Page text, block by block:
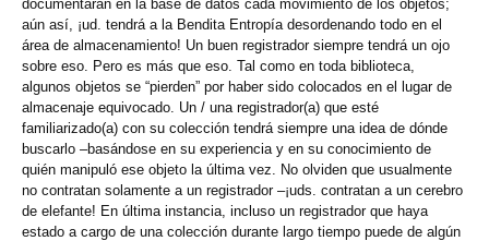
documentarán en la base de datos cada movimiento de los objetos;
aún así, ¡ud. tendrá a la Bendita Entropía desordenando todo en el
área de almacenamiento! Un buen registrador siempre tendrá un ojo
sobre eso. Pero es más que eso. Tal como en toda biblioteca,
algunos objetos se “pierden” por haber sido colocados en el lugar de
almacenaje equivocado. Un / una registrador(a) que esté
familiarizado(a) con su colección tendrá siempre una idea de dónde
buscarlo –basándose en su experiencia y en su conocimiento de
quién manipuló ese objeto la última vez. No olviden que usualmente
no contratan solamente a un registrador –¡uds. contratan a un cerebro
de elefante! En última instancia, incluso un registrador que haya
estado a cargo de una colección durante largo tiempo puede de algún